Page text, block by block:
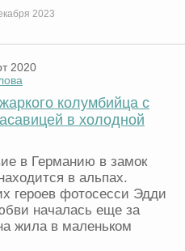
2023
2020
колумбийца с
в холодной
в Германию в замок
в альпах.
героев фотосесси Эдди
началась еще за
жила в маленьком